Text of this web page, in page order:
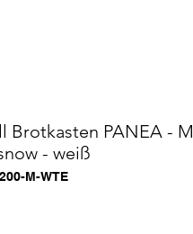
Brotkasten PANEA - M
- weiß
M-WTE